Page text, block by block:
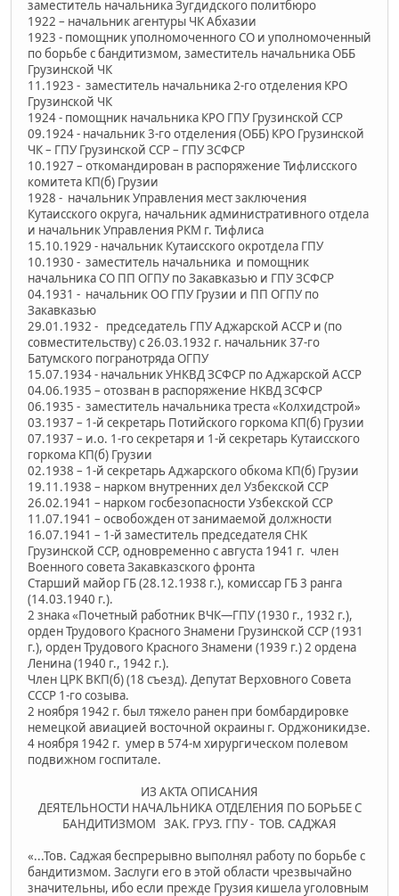
заместитель начальника Зугдидского политбюро
1922 – начальник агентуры ЧК Абхазии
1923 - помощник уполномоченного СО и уполномоченный
по борьбе с бандитизмом, заместитель начальника ОББ
Грузинской ЧК
11.1923 - заместитель начальника 2-го отделения КРО
Грузинской ЧК
1924 - помощник начальника КРО ГПУ Грузинской ССР
09.1924 - начальник 3-го отделения (ОББ) КРО Грузинской
ЧК – ГПУ Грузинской ССР – ГПУ ЗСФСР
10.1927 – откомандирован в распоряжение Тифлисского
комитета КП(б) Грузии
1928 - начальник Управления мест заключения
Кутаисского округа, начальник административного отдела
и начальник Управления РКМ г. Тифлиса
15.10.1929 - начальник Кутаисского окротдела ГПУ
10.1930 - заместитель начальника и помощник
начальника СО ПП ОГПУ по Закавказью и ГПУ ЗСФСР
04.1931 - начальник ОО ГПУ Грузии и ПП ОГПУ по
Закавказью
29.01.1932 - председатель ГПУ Аджарской АССР и (по
совместительству) с 26.03.1932 г. начальник 37-го
Батумского погранотряда ОГПУ
15.07.1934 - начальник УНКВД ЗСФСР по Аджарской АССР
04.06.1935 – отозван в распоряжение НКВД ЗСФСР
06.1935 - заместитель начальника треста «Колхидстрой»
03.1937 – 1-й секретарь Потийского горкома КП(б) Грузии
07.1937 – и.о. 1-го секретаря и 1-й секретарь Кутаисского
горкома КП(б) Грузии
02.1938 – 1-й секретарь Аджарского обкома КП(б) Грузии
19.11.1938 – нарком внутренних дел Узбекской ССР
26.02.1941 – нарком госбезопасности Узбекской ССР
11.07.1941 – освобожден от занимаемой должности
16.07.1941 – 1-й заместитель председателя СНК
Грузинской ССР, одновременно с августа 1941 г. член
Военного совета Закавказского фронта
Старший майор ГБ (28.12.1938 г.), комиссар ГБ 3 ранга
(14.03.1940 г.).
2 знака «Почетный работник ВЧК—ГПУ (1930 г., 1932 г.),
орден Трудового Красного Знамени Грузинской ССР (1931
г.), орден Трудового Красного Знамени (1939 г.) 2 ордена
Ленина (1940 г., 1942 г.).
Член ЦРК ВКП(б) (18 съезд). Депутат Верховного Совета
СССР 1-го созыва.
2 ноября 1942 г. был тяжело ранен при бомбардировке
немецкой авиацией восточной окраины г. Орджоникидзе.
4 ноября 1942 г. умер в 574-м хирургическом полевом
подвижном госпитале.
ИЗ АКТА ОПИСАНИЯ
ДЕЯТЕЛЬНОСТИ НАЧАЛЬНИКА ОТДЕЛЕНИЯ ПО БОРЬБЕ С
БАНДИТИЗМОМ ЗАК. ГРУЗ. ГПУ - ТОВ. САДЖАЯ
«...Тов. Саджая беспрерывно выполнял работу по борьбе с
бандитизмом. Заслуги его в этой области чрезвычайно
значительны, ибо если прежде Грузия кишела уголовным